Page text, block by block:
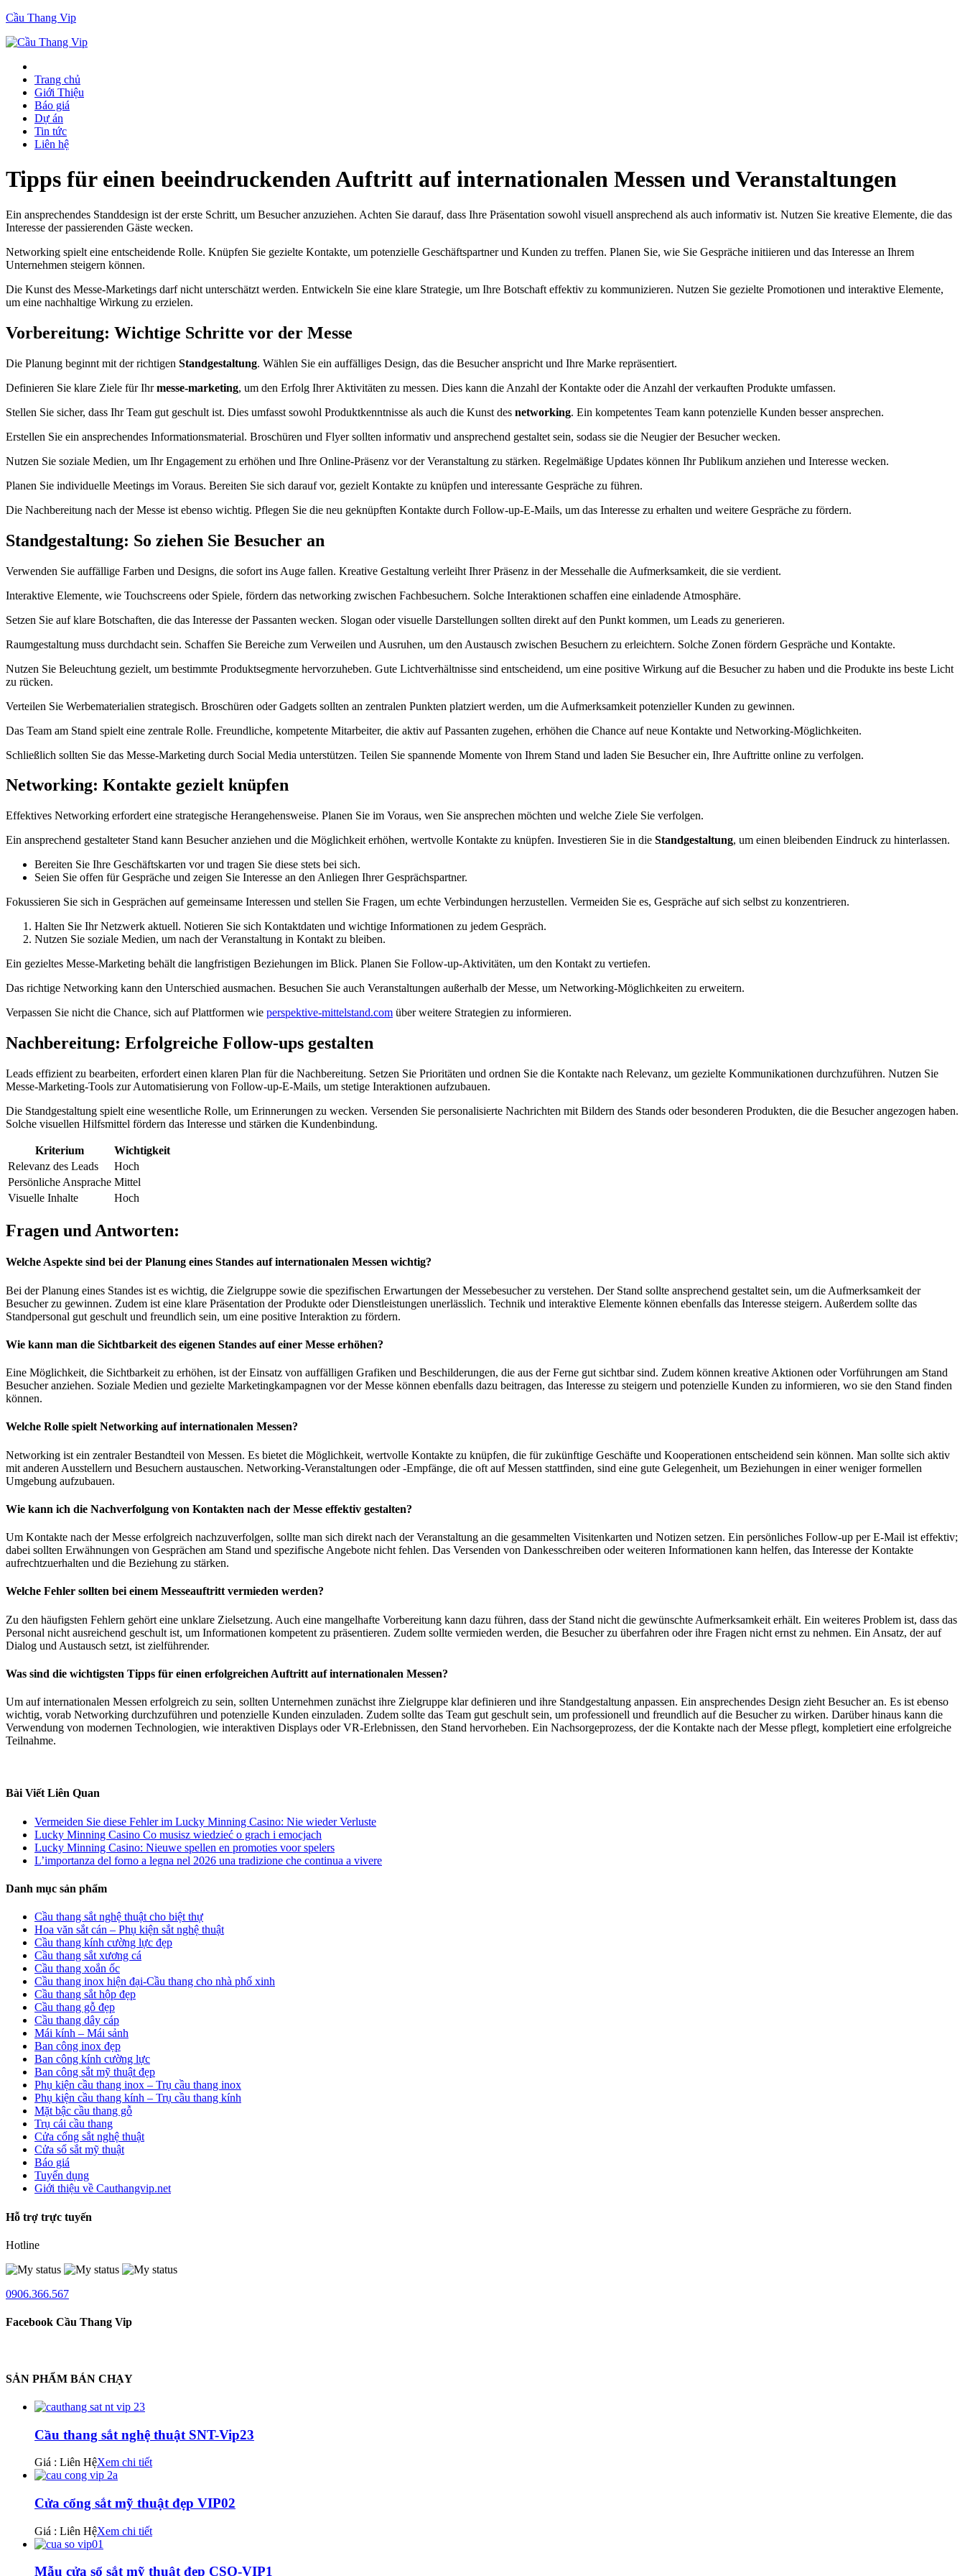
Cầu Thang Vip
Trang chủ
Giới Thiệu
Báo giá
Dự án
Tin tức
Liên hệ
Tipps für einen beeindruckenden Auftritt auf internationalen Messen und Veranstaltungen
Ein ansprechendes Standdesign ist der erste Schritt, um Besucher anzuziehen. Achten Sie darauf, dass Ihre Präsentation sowohl visuell ansprechend als auch informativ ist. Nutzen Sie kreative Elemente, die das
Interesse der passierenden Gäste wecken.
Networking spielt eine entscheidende Rolle. Knüpfen Sie gezielte Kontakte, um potenzielle Geschäftspartner und Kunden zu treffen. Planen Sie, wie Sie Gespräche initiieren und das Interesse an Ihrem
Unternehmen steigern können.
Die Kunst des Messe-Marketings darf nicht unterschätzt werden. Entwickeln Sie eine klare Strategie, um Ihre Botschaft effektiv zu kommunizieren. Nutzen Sie gezielte Promotionen und interaktive Elemente,
um eine nachhaltige Wirkung zu erzielen.
Vorbereitung: Wichtige Schritte vor der Messe
Die Planung beginnt mit der richtigen Standgestaltung. Wählen Sie ein auffälliges Design, das die Besucher anspricht und Ihre Marke repräsentiert.
Definieren Sie klare Ziele für Ihrmesse-marketing, um den Erfolg Ihrer Aktivitäten zu messen. Dies kann die Anzahl der Kontakte oder die Anzahl der verkauften Produkte umfassen.
Stellen Sie sicher, dass Ihr Team gut geschult ist. Dies umfasst sowohl Produktkenntnisse als auch die Kunst des networking. Ein kompetentes Team kann potenzielle Kunden besser ansprechen.
Erstellen Sie ein ansprechendes Informationsmaterial. Broschüren und Flyer sollten informativ und ansprechend gestaltet sein, sodass sie die Neugier der Besucher wecken.
Nutzen Sie soziale Medien, um Ihr Engagement zu erhöhen und Ihre Online-Präsenz vor der Veranstaltung zu stärken. Regelmäßige Updates können Ihr Publikum anziehen und Interesse wecken.
Planen Sie individuelle Meetings im Voraus. Bereiten Sie sich darauf vor, gezielt Kontakte zu knüpfen und interessante Gespräche zu führen.
Die Nachbereitung nach der Messe ist ebenso wichtig. Pflegen Sie die neu geknüpften Kontakte durch Follow-up-E-Mails, um das Interesse zu erhalten und weitere Gespräche zu fördern.
Standgestaltung: So ziehen Sie Besucher an
Verwenden Sie auffällige Farben und Designs, die sofort ins Auge fallen. Kreative Gestaltung verleiht Ihrer Präsenz in der Messehalle die Aufmerksamkeit, die sie verdient.
Interaktive Elemente, wie Touchscreens oder Spiele, fördern das networking zwischen Fachbesuchern. Solche Interaktionen schaffen eine einladende Atmosphäre.
Setzen Sie auf klare Botschaften, die das Interesse der Passanten wecken. Slogan oder visuelle Darstellungen sollten direkt auf den Punkt kommen, um Leads zu generieren.
Raumgestaltung muss durchdacht sein. Schaffen Sie Bereiche zum Verweilen und Ausruhen, um den Austausch zwischen Besuchern zu erleichtern. Solche Zonen fördern Gespräche und Kontakte.
Nutzen Sie Beleuchtung gezielt, um bestimmte Produktsegmente hervorzuheben. Gute Lichtverhältnisse sind entscheidend, um eine positive Wirkung auf die Besucher zu haben und die Produkte ins beste Licht
zu rücken.
Verteilen Sie Werbematerialien strategisch. Broschüren oder Gadgets sollten an zentralen Punkten platziert werden, um die Aufmerksamkeit potenzieller Kunden zu gewinnen.
Das Team am Stand spielt eine zentrale Rolle. Freundliche, kompetente Mitarbeiter, die aktiv auf Passanten zugehen, erhöhen die Chance auf neue Kontakte und Networking-Möglichkeiten.
Schließlich sollten Sie das Messe-Marketing durch Social Media unterstützen. Teilen Sie spannende Momente von Ihrem Stand und laden Sie Besucher ein, Ihre Auftritte online zu verfolgen.
Networking: Kontakte gezielt knüpfen
Effektives Networking erfordert eine strategische Herangehensweise. Planen Sie im Voraus, wen Sie ansprechen möchten und welche Ziele Sie verfolgen.
Ein ansprechend gestalteter Stand kann Besucher anziehen und die Möglichkeit erhöhen, wertvolle Kontakte zu knüpfen. Investieren Sie in die Standgestaltung, um einen bleibenden Eindruck zu hinterlassen.
Bereiten Sie Ihre Geschäftskarten vor und tragen Sie diese stets bei sich.
Seien Sie offen für Gespräche und zeigen Sie Interesse an den Anliegen Ihrer Gesprächspartner.
Fokussieren Sie sich in Gesprächen auf gemeinsame Interessen und stellen Sie Fragen, um echte Verbindungen herzustellen. Vermeiden Sie es, Gespräche auf sich selbst zu konzentrieren.
Halten Sie Ihr Netzwerk aktuell. Notieren Sie sich Kontaktdaten und wichtige Informationen zu jedem Gespräch.
Nutzen Sie soziale Medien, um nach der Veranstaltung in Kontakt zu bleiben.
Ein gezieltes Messe-Marketing behält die langfristigen Beziehungen im Blick. Planen Sie Follow-up-Aktivitäten, um den Kontakt zu vertiefen.
Das richtige Networking kann den Unterschied ausmachen. Besuchen Sie auch Veranstaltungen außerhalb der Messe, um Networking-Möglichkeiten zu erweitern.
Verpassen Sie nicht die Chance, sich auf Plattformen wie perspektive-mittelstand.com über weitere Strategien zu informieren.
Nachbereitung: Erfolgreiche Follow-ups gestalten
Leads effizient zu bearbeiten, erfordert einen klaren Plan für die Nachbereitung. Setzen Sie Prioritäten und ordnen Sie die Kontakte nach Relevanz, um gezielte Kommunikationen durchzuführen. Nutzen Sie
Messe-Marketing-Tools zur Automatisierung von Follow-up-E-Mails, um stetige Interaktionen aufzubauen.
Die Standgestaltung spielt eine wesentliche Rolle, um Erinnerungen zu wecken. Versenden Sie personalisierte Nachrichten mit Bildern des Stands oder besonderen Produkten, die die Besucher angezogen haben.
Solche visuellen Hilfsmittel fördern das Interesse und stärken die Kundenbindung.
Kriterium
Wichtigkeit
Relevanz des Leads
Hoch
Persönliche Ansprache Mittel
Visuelle Inhalte
Hoch
Fragen und Antworten:
Welche Aspekte sind bei der Planung eines Standes auf internationalen Messen wichtig?
Bei der Planung eines Standes ist es wichtig, die Zielgruppe sowie die spezifischen Erwartungen der Messebesucher zu verstehen. Der Stand sollte ansprechend gestaltet sein, um die Aufmerksamkeit der
Besucher zu gewinnen. Zudem ist eine klare Präsentation der Produkte oder Dienstleistungen unerlässlich. Technik und interaktive Elemente können ebenfalls das Interesse steigern. Außerdem sollte das
Standpersonal gut geschult und freundlich sein, um eine positive Interaktion zu fördern.
Wie kann man die Sichtbarkeit des eigenen Standes auf einer Messe erhöhen?
Eine Möglichkeit, die Sichtbarkeit zu erhöhen, ist der Einsatz von auffälligen Grafiken und Beschilderungen, die aus der Ferne gut sichtbar sind. Zudem können kreative Aktionen oder Vorführungen am Stand
Besucher anziehen. Soziale Medien und gezielte Marketingkampagnen vor der Messe können ebenfalls dazu beitragen, das Interesse zu steigern und potenzielle Kunden zu informieren, wo sie den Stand finden
können.
Welche Rolle spielt Networking auf internationalen Messen?
Networking ist ein zentraler Bestandteil von Messen. Es bietet die Möglichkeit, wertvolle Kontakte zu knüpfen, die für zukünftige Geschäfte und Kooperationen entscheidend sein können. Man sollte sich aktiv
mit anderen Ausstellern und Besuchern austauschen. Networking-Veranstaltungen oder -Empfänge, die oft auf Messen stattfinden, sind eine gute Gelegenheit, um Beziehungen in einer weniger formellen
Umgebung aufzubauen.
Wie kann ich die Nachverfolgung von Kontakten nach der Messe effektiv gestalten?
Um Kontakte nach der Messe erfolgreich nachzuverfolgen, sollte man sich direkt nach der Veranstaltung an die gesammelten Visitenkarten und Notizen setzen. Ein persönliches Follow-up per E-Mail ist effektiv;
dabei sollten Erwähnungen von Gesprächen am Stand und spezifische Angebote nicht fehlen. Das Versenden von Dankesschreiben oder weiteren Informationen kann helfen, das Interesse der Kontakte
aufrechtzuerhalten und die Beziehung zu stärken.
Welche Fehler sollten bei einem Messeauftritt vermieden werden?
Zu den häufigsten Fehlern gehört eine unklare Zielsetzung. Auch eine mangelhafte Vorbereitung kann dazu führen, dass der Stand nicht die gewünschte Aufmerksamkeit erhält. Ein weiteres Problem ist, dass das
Personal nicht ausreichend geschult ist, um Informationen kompetent zu präsentieren. Zudem sollte vermieden werden, die Besucher zu überfahren oder ihre Fragen nicht ernst zu nehmen. Ein Ansatz, der auf
Dialog und Austausch setzt, ist zielführender.
Was sind die wichtigsten Tipps für einen erfolgreichen Auftritt auf internationalen Messen?
Um auf internationalen Messen erfolgreich zu sein, sollten Unternehmen zunächst ihre Zielgruppe klar definieren und ihre Standgestaltung anpassen. Ein ansprechendes Design zieht Besucher an. Es ist ebenso
wichtig, vorab Networking durchzuführen und potenzielle Kunden einzuladen. Zudem sollte das Team gut geschult sein, um professionell und freundlich auf die Besucher zu wirken. Darüber hinaus kann die
Verwendung von modernen Technologien, wie interaktiven Displays oder VR-Erlebnissen, den Stand hervorheben. Ein Nachsorgeprozess, der die Kontakte nach der Messe pflegt, kompletiert eine erfolgreiche
Teilnahme.
Bài Viết Liên Quan
Vermeiden Sie diese Fehler im Lucky Minning Casino: Nie wieder Verluste
Lucky Minning Casino Co musisz wiedzieć o grach i emocjach
Lucky Minning Casino: Nieuwe spellen en promoties voor spelers
L’importanza del forno a legna nel 2026 una tradizione che continua a vivere
Danh mục sản phẩm
Cầu thang sắt nghệ thuật cho biệt thự
Hoa văn sắt cán – Phụ kiện sắt nghệ thuật
Cầu thang kính cường lực đẹp
Cầu thang sắt xương cá
Cầu thang xoắn ốc
Cầu thang inox hiện đại-Cầu thang cho nhà phố xinh
Cầu thang sắt hộp đẹp
Cầu thang gỗ đẹp
Cầu thang dây cáp
Mái kính – Mái sảnh
Ban công inox đẹp
Ban công kính cường lực
Ban công sắt mỹ thuật đẹp
Phụ kiện cầu thang inox – Trụ cầu thang inox
Phụ kiện cầu thang kính – Trụ cầu thang kính
Mặt bậc cầu thang gỗ
Trụ cái cầu thang
Cửa cổng sắt nghệ thuật
Cửa sổ sắt mỹ thuật
Báo giá
Tuyển dụng
Giới thiệu về Cauthangvip.net
Hỗ trợ trực tuyến
Hotline
0906.366.567
Facebook Cầu Thang Vip
SẢN PHẨM BÁN CHẠY
Cầu thang sắt nghệ thuật SNT-Vip23
Giá : Liên HệXem chi tiết
Cửa cổng sắt mỹ thuật đẹp VIP02
Giá : Liên HệXem chi tiết
Mẫu cửa sổ sắt mỹ thuật đẹp CSO-VIP1